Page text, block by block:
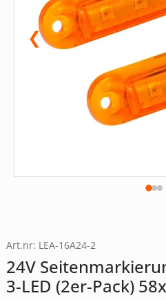
❮
Art.nr: LEA-16A24-2
24V
3-LED (2er-Pack)